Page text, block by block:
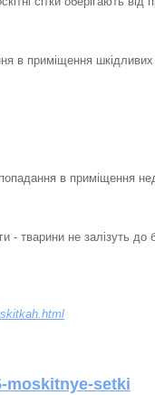
в приміщення шкідливих
в приміщення
- тварини не залізуть до
moskitnye-setki